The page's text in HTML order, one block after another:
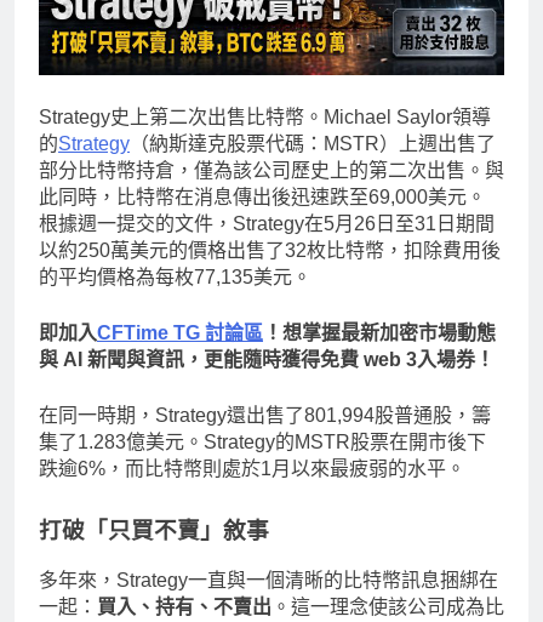
Strategy史上第二次出售比特幣。Michael Saylor領導
的Strategy （納斯達克股票代碼：MSTR）上週出售了
部分比特幣持倉，僅為該公司歷史上的第二次出售。與
此同時，比特幣在消息傳出後迅速跌至69,000美元。
根據週一提交的文件，Strategy在5月26日至31日期間
以約250萬美元的價格出售了32枚比特幣，扣除費用後
的平均價格為每枚77,135美元。
即加入CFTime TG 討論區 ！想掌握最新加密市場動態
與 AI 新聞與資訊，更能隨時獲得免費 web 3入場券！
在同一時期，Strategy還出售了801,994股普通股，籌
集了1.283億美元。Strategy的MSTR股票在開市後下
跌逾6%，而比特幣則處於1月以來最疲弱的水平。
打破「只買不賣」敘事
多年來，Strategy一直與一個清晰的比特幣訊息捆綁在
一起： 買入、持有、不賣出 。這一理念使該公司成為比